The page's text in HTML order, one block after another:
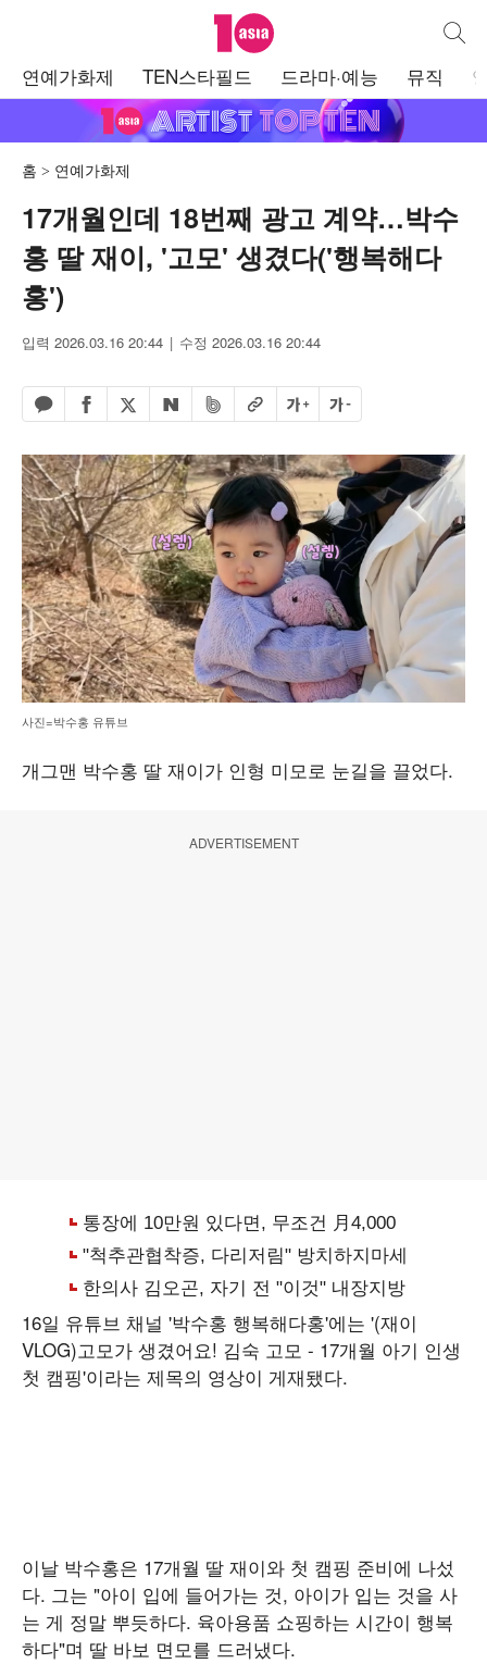
텐아시아 통합
연예가화제 TEN스타필드 드라마·예능 뮤직
홈 연예가화제
17개월인데 18번째 광고 계약…박수
홍 딸 재이, '고모' 생겼다('행복해다
홍')
입력 2026.03.16 20:44 수정 2026.03.16 20:44
카카오톡 공유하기
페이스북 공유하기
엑스 공유하기
네이버 공유하기
밴드 공유하기
URL복사글자 크게글자 작게
사진=박수홍 유튜브
개그맨 박수홍 딸 재이가 인형 미모로 눈길을 끌었다.
ADVERTISEMENT
16일 유튜브 채널 '박수홍 행복해다홍'에는 '(재이
VLOG)고모가 생겼어요! 김숙 고모 - 17개월 아기 인생
첫 캠핑'이라는 제목의 영상이 게재됐다.
이날 박수홍은 17개월 딸 재이와 첫 캠핑 준비에 나섰
다. 그는 "아이 입에 들어가는 것, 아이가 입는 것을 사
는 게 정말 뿌듯하다. 육아용품 쇼핑하는 시간이 행복
하다"며 딸 바보 면모를 드러냈다.